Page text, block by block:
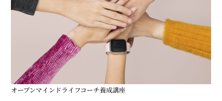
オープンマインドライフコーチ養成講座